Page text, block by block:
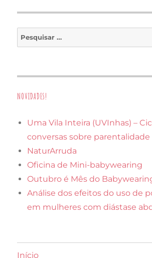
UINT
E
NOVIDADES!
Uma Vila Inteira (UVInhas) –
conversas sobre parentalidade
NaturArruda
Oficina de Mini-babywearing
Outubro é Mês do
Análise dos efeitos do uso de
em mulheres com diástase
Início